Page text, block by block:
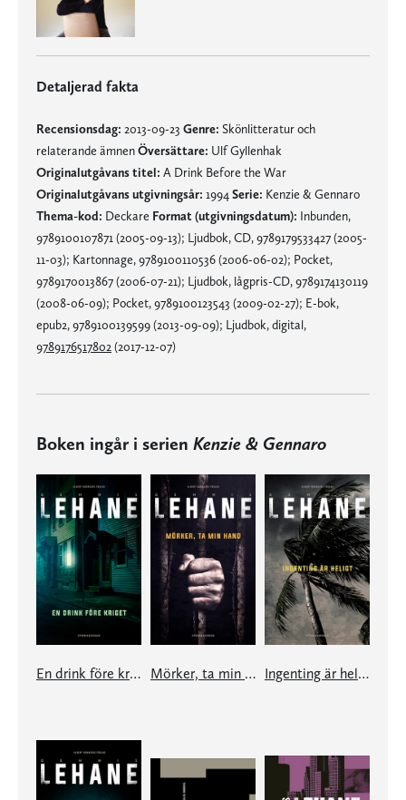
Detaljerad fakta
Recensionsdag: 2013-09-23 Genre: Skönlitteratur och
relaterande ämnenÖversättare: Ulf Gyllenhak
Originalutgåvans titel: A Drink Before the War
Originalutgåvans utgivningsår: 1994 Serie: Kenzie & Gennaro
Thema-kod: Deckare Format (utgivningsdatum): Inbunden,
9789100107871 (2005-09-13); Ljudbok, CD, 9789179533427 (2005-
11-03); Kartonnage, 9789100110536 (2006-06-02); Pocket,
9789170013867 (2006-07-21); Ljudbok, lågpris-CD, 9789174130119
(2008-06-09); Pocket, 9789100123543 (2009-02-27); E-bok,
epub2, 9789100139599 (2013-09-09); Ljudbok, digital,
9789176517802 (2017-12-07)
Boken ingår i serien Kenzie & Gennaro
En drink före kriget Mörker, ta min hand Ingenting är heligt